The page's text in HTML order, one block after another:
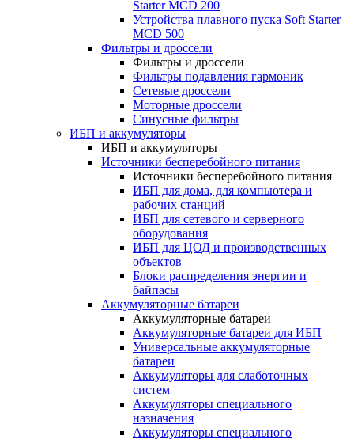
Starter MCD 200
Устройства плавного пуска Soft Starter
MCD 500
Фильтры и дроссели
Фильтры и дроссели
Фильтры подавления гармоник
Сетевые дроссели
Моторные дроссели
Синусные фильтры
ИБП и аккумуляторы
ИБП и аккумуляторы
Источники бесперебойного питания
Источники бесперебойного питания
ИБП для дома, для компьютера и
рабочих станций
ИБП для сетевого и серверного
оборудования
ИБП для ЦОД и производственных
объектов
Блоки распределения энергии и
байпасы
Аккумуляторные батареи
Аккумуляторные батареи
Аккумуляторные батареи для ИБП
Универсальные аккумуляторные
батареи
Аккумуляторы для слаботочных
систем
Аккумуляторы специального
назначения
Аккумуляторы специального